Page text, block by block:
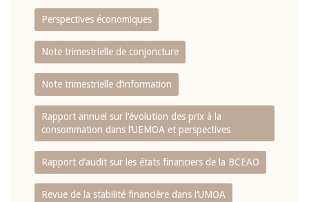
Perspectives économiques
Note trimestrielle de conjoncture
Note trimestrielle d‘information
Rapport annuel sur l‘évolution des prix à la
consommation dans l‘UEMOA et perspectives
Rapport d‘audit sur les états financiers de la BCEAO
Revue de la stabilité financière dans l‘UMOA